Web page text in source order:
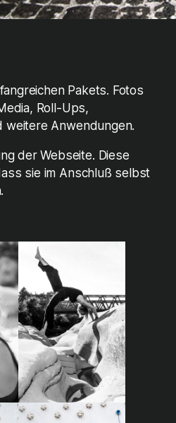
Pakets. Fotos
Roll-Ups,
weitere Anwendungen.
der Webseite. Diese
sie im Anschluß selbst